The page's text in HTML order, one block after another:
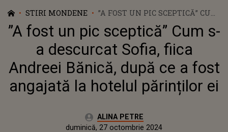
STIRI MONDENE
”A FOST UN PIC SCEPTICĂ” CUM
S-A DESCURCAT SOFIA, FIICA
ANDREEI BĂNICĂ, DUPĂ CE A
FOST ANGAJATĂ LA HOTELUL
PĂRINȚILOR EI
”A fost un pic sceptică” Cum s-
a descurcat Sofia, fiica
Andreei Bănică, după ce a fost
angajată la hotelul părinților ei
Autor:ALINA PETRE
vineri, 27 octombrie 2023
Actualizat:
duminică, 27 octombrie 2024